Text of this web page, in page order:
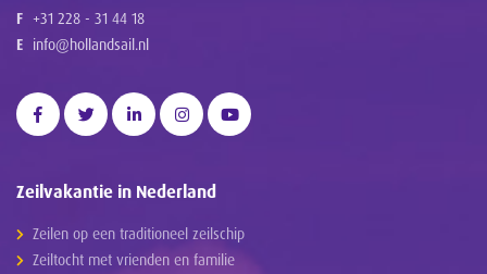
F +31 228 - 31 44 18
E info@hollandsail.nl
Zeilvakantie in Nederland
Zeilen op een traditioneel zeilschip
Zeiltocht met vrienden en familie